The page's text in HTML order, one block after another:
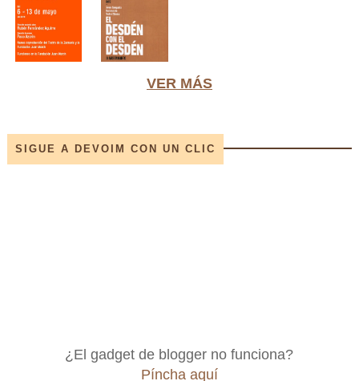
VER MÁS
SIGUE A DEVOIM CON UN CLIC
¿El gadget de blogger no funciona?
Píncha aquí